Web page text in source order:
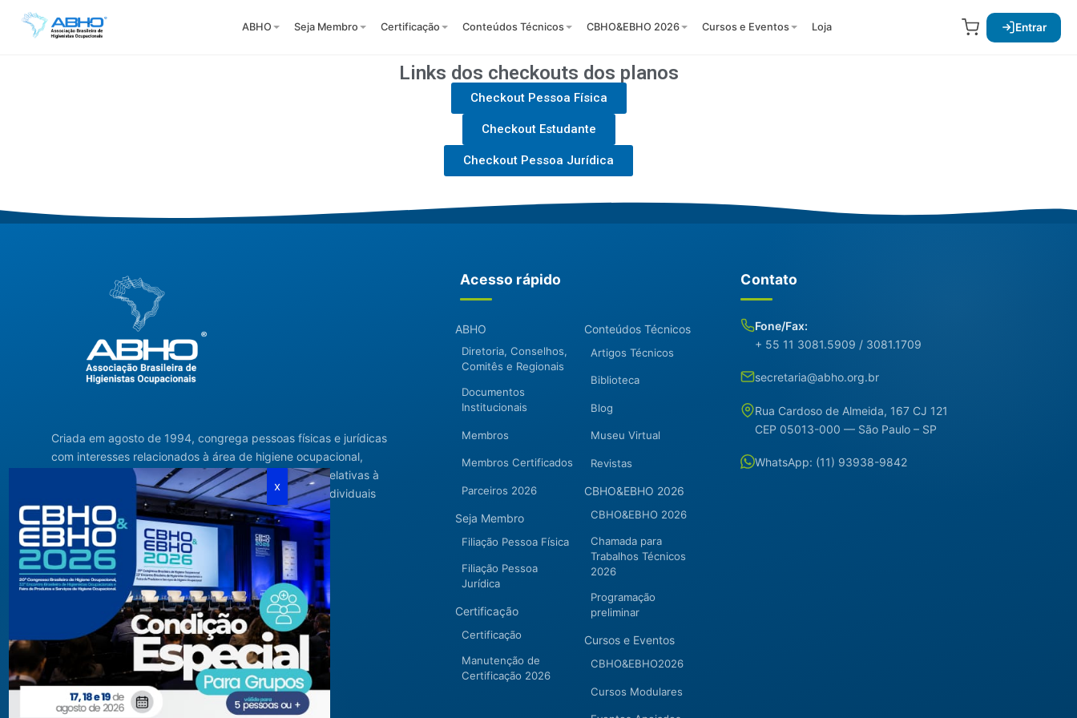
ABHO Seja Membro Certificação Conteúdos Técnicos CBHO&EBHO 2026 Cursos e Eventos Loja Entrar
Links dos checkouts dos planos
Checkout Pessoa Física
Checkout Estudante
Checkout Pessoa Jurídica
Criada em agosto de 1994, congrega pessoas físicas e jurídicas
com interesses relacionados à área de higiene ocupacional,
tendo sido constituída para fins de estudos e ações relativas à
higiene ocupacional e representação de interesses individuais
ou coletivos dos higienistas.
Acompanhe-nos em nossas redes sociais!
Acesso rápido
ABHO
Diretoria, Conselhos,
Comitês e Regionais
Documentos
Institucionais
Membros
Membros Certificados
Parceiros 2026
Seja Membro
Filiação Pessoa Física
Filiação Pessoa
Jurídica
Certificação
Certificação
Manutenção de
Certificação 2026
Conteúdos Técnicos
Artigos Técnicos
Biblioteca
Blog
Museu Virtual
Revistas
CBHO&EBHO 2026
CBHO&EBHO 2026
Chamada para
Trabalhos Técnicos
2026
Programação
preliminar
Cursos e Eventos
CBHO&EBHO2026
Cursos Modulares
Contato
Fone/Fax:
+ 55 11 3081.5909 / 3081.1709
secretaria@abho.org.br
Rua Cardoso de Almeida, 167 CJ 121
CEP 05013-000 — São Paulo – SP
WhatsApp: (11) 93938-9842